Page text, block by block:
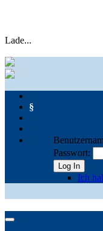
Lade...
§
Passwort:
Log In
Ich